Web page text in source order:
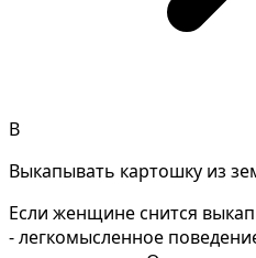
В
Выкапывать картошку из
Если женщине снится
- легкомысленное